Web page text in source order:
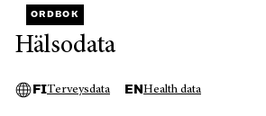
ORDBOK
Hälsodata
FITerveysdata EN Health data